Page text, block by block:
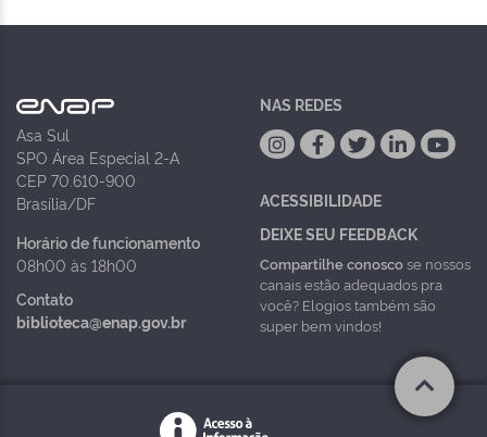
Asa Sul
SPO Área Especial 2-A
CEP 70.610-900
Brasília/DF
Horário de funcionamento
08h00 às 18h00
Contato
biblioteca@enap.gov.br
NAS REDES
ACESSIBILIDADE
DEIXE SEU FEEDBACK
Compartilhe conoscose nossos
canais estão adequados pra
você? Elogios também são
super bem vindos!